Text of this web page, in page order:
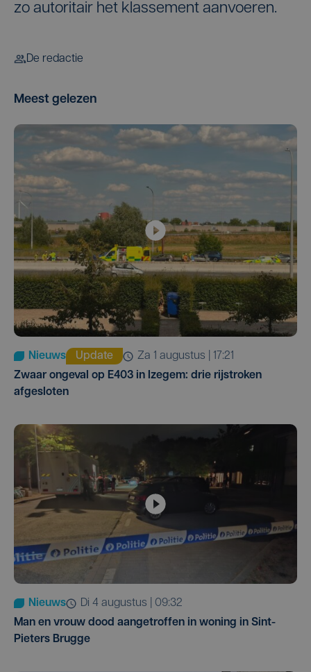
zo autoritair het klassement aanvoeren.
De redactie
Meest gelezen
Nieuws Update
za 1 augustus | 17:21
Zwaar ongeval op E403 in Izegem: drie rijstroken
afgesloten
Nieuws
di 4 augustus | 09:32
Man en vrouw dood aangetroffen in woning in Sint-
Pieters Brugge